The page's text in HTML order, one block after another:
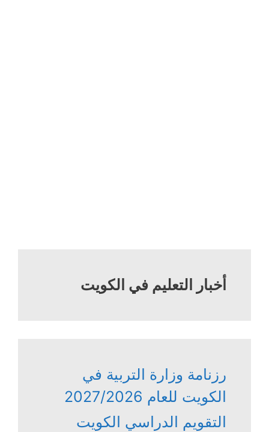
أخبار التعليم في الكويت
رزنامة وزارة التربية في
الكويت للعام 2027/2026
التقويم الدراسي الكويت